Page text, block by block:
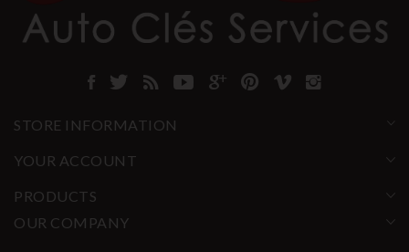
STORE INFORMATION
YOUR ACCOUNT
PRODUCTS
OUR COMPANY